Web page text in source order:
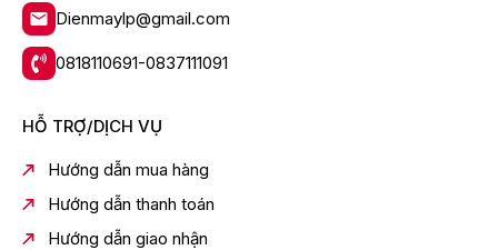
Dienmaylp@gmail.com
0818110691-0837111091
HỖ TRỢ/DỊCH VỤ
Hướng dẫn mua hàng
Hướng dẫn thanh toán
Hướng dẫn giao nhận